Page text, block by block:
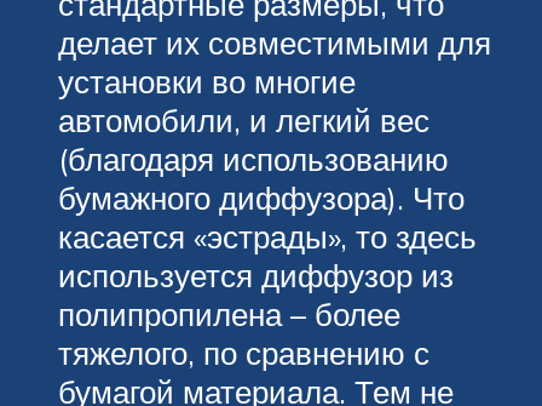
делает их совместимыми для
установки во многие
автомобили, и легкий вес
(благодаря использованию
бумажного диффузора). Что
касается «эстрады», то здесь
используется диффузор из
полипропилена – более
тяжелого, по сравнению с
бумагой материала. Тем не